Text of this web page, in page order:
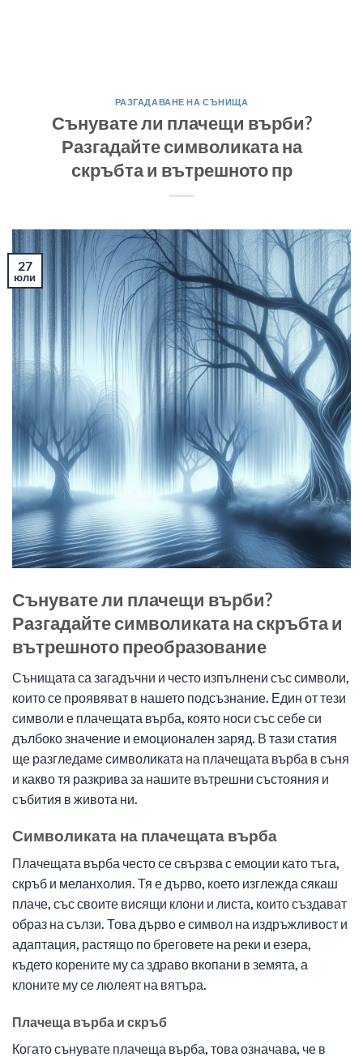
РАЗГАДАВАНЕ НА СЪНИЩА
Сънувате ли плачещи върби?
Разгадайте символиката на
скръбта и вътрешното пр
27
юли
Сънувате ли плачещи върби?
Разгадайте символиката на скръбта и
вътрешното преобразование
Сънищата са загадъчни и често изпълнени със символи,
които се проявяват в нашето подсъзнание. Един от тези
символи е плачещата върба, която носи със себе си
дълбоко значение и емоционален заряд. В тази статия
ще разгледаме символиката на плачещата върба в съня
и какво тя разкрива за нашите вътрешни състояния и
събития в живота ни.
Символиката на плачещата върба
Плачещата върба често се свързва с емоции като тъга,
скръб и меланхолия. Тя е дърво, което изглежда сякаш
плаче, със своите висящи клони и листа, които създават
образ на сълзи. Това дърво е символ на издръжливост и
адаптация, растящо по бреговете на реки и езера,
където корените му са здраво вкопани в земята, а
клоните му се люлеят на вятъра.
Плачеща върба и скръб
Когато сънувате плачеща върба, това означава, че в